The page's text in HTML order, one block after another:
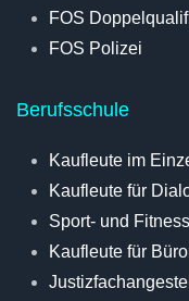
FOS
FOS Polizei
Berufsschule
Kaufleute im
Kaufleute für
Sport- und
Kaufleute für